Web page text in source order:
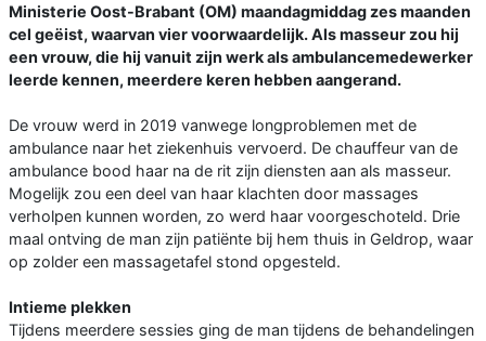
Ministerie Oost-Brabant (OM) maandagmiddag zes maanden
cel geëist, waarvan vier voorwaardelijk. Als masseur zou hij
een vrouw, die hij vanuit zijn werk als ambulancemedewerker
leerde kennen, meerdere keren hebben aangerand.
De vrouw werd in 2019 vanwege longproblemen met de
ambulance naar het ziekenhuis vervoerd. De chauffeur van de
ambulance bood haar na de rit zijn diensten aan als masseur.
Mogelijk zou een deel van haar klachten door massages
verholpen kunnen worden, zo werd haar voorgeschoteld. Drie
maal ontving de man zijn patiënte bij hem thuis in Geldrop, waar
op zolder een massagetafel stond opgesteld.
Intieme plekken
Tijdens meerdere sessies ging de man tijdens de behandelingen